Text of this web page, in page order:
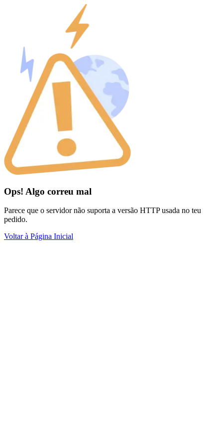
Ops! Algo correu mal
Parece que o servidor não suporta a versão HTTP usada no teu
pedido.
Voltar à Página Inicial